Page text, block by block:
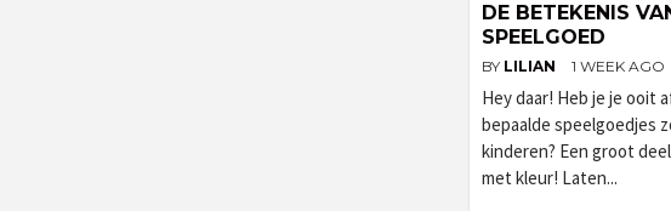
DE BETEKENIS
SPEELGOED
BY LILIAN 1 WEEK AGO
Hey daar! Heb je je ooit
bepaalde speelgoedjes
kinderen? Een groot
met kleur! Laten...